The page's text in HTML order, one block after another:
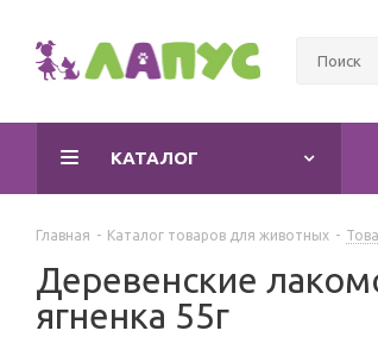
КАТАЛОГ
Главная - Каталог товаров для животных -
Деревенские
ягненка 55г